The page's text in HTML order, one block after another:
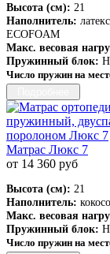
Высота (см): 21
Наполнитель:
ECOFOAM
Макс. весовая
Пружинный блок:
Число пружин на
Матрас Люкс 7
от 14 360 руб
Высота (см): 21
Наполнитель:
Макс. весовая
Пружинный блок:
Число пружин на